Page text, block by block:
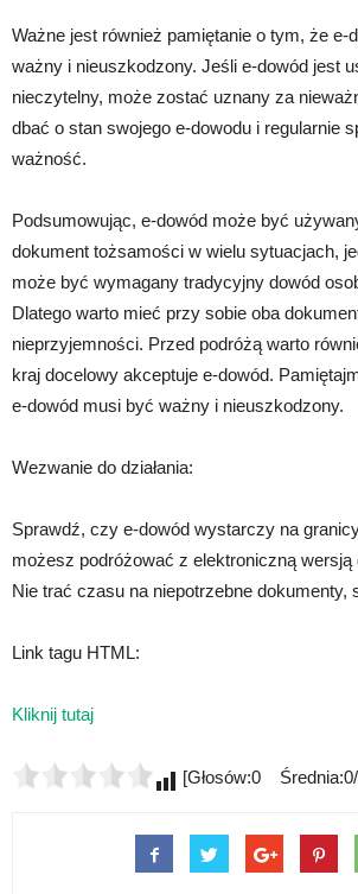
Ważne jest również pamiętanie o tym, że e-
ważny i nieuszkodzony. Jeśli e-dowód jest
nieczytelny, może zostać uznany za
dbać o stan swojego e-dowodu i regularnie
ważność.
Podsumowując, e-dowód może być
dokument tożsamości w wielu sytuacjach,
może być wymagany tradycyjny dowód
Dlatego warto mieć przy sobie oba
nieprzyjemności. Przed podróżą warto
kraj docelowy akceptuje e-dowód.
e-dowód musi być ważny i nieuszkodzony.
Wezwanie do działania:
Sprawdź, czy e-dowód wystarczy na
możesz podróżować z elektroniczną wersją
Nie trać czasu na niepotrzebne dokumenty,
Link tagu HTML:
Kliknij tutaj
[Głosów:0